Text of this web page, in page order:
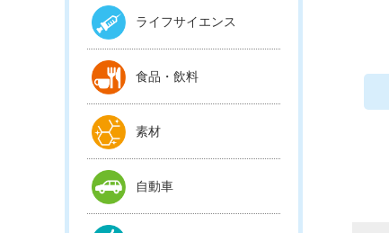
ライフサイエンス
食品・飲料
素材
自動車